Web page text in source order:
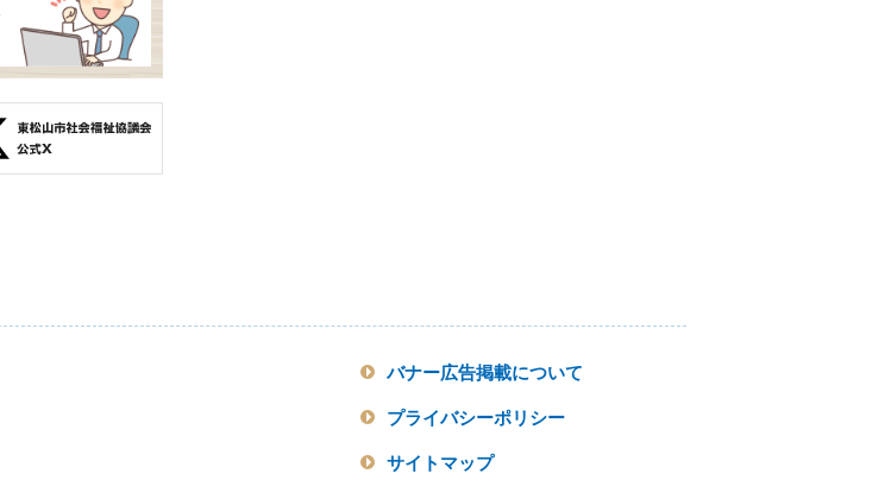
バナー広告掲載について
プライバシーポリシー
サイトマップ